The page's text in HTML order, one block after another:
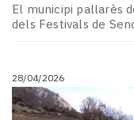
El municipi pallarès
dels Festivals de
28/04/2026